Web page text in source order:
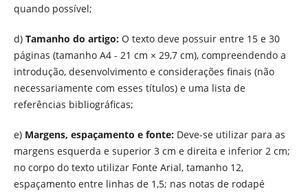
quando possível;
d) Tamanho do artigo: O texto deve possuir entre 15 e 30
páginas (tamanho A4 - 21 cm × 29,7 cm), compreendendo a
introdução, desenvolvimento e considerações finais (não
necessariamente com esses títulos) e uma lista de
referências bibliográficas;
e) Margens, espaçamento e fonte: Deve-se utilizar para as
margens esquerda e superior 3 cm e direita e inferior 2 cm;
no corpo do texto utilizar Fonte Arial, tamanho 12,
espaçamento entre linhas de 1,5; nas notas de rodapé